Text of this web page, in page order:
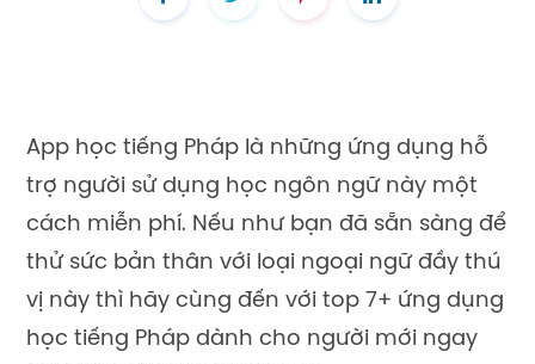
App học tiếng Pháp là những ứng dụng hỗ
trợ người sử dụng học ngôn ngữ này một
cách miễn phí. Nếu như bạn đã sẵn sàng để
thử sức bản thân với loại ngoại ngữ đầy thú
vị này thì hãy cùng đến với top 7+ ứng dụng
học tiếng Pháp dành cho người mới ngay